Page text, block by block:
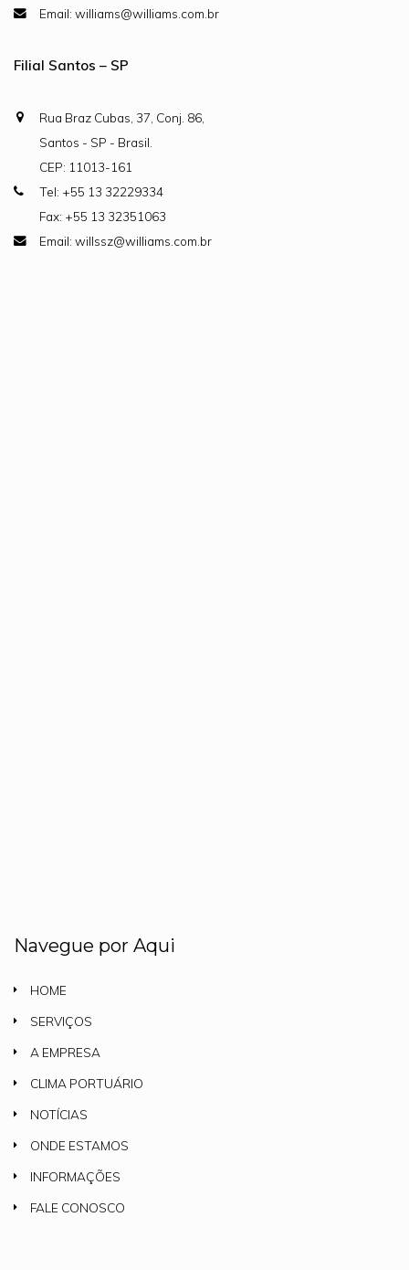
Email: williams@williams.com.br
Filial Santos – SP
Rua Braz Cubas, 37, Conj. 86,
Santos - SP - Brasil.
CEP: 11013-161
Tel: +55 13 32229334
Fax: +55 13 32351063
Email: willssz@williams.com.br
Navegue por Aqui
HOME
SERVIÇOS
A EMPRESA
CLIMA PORTUÁRIO
NOTÍCIAS
ONDE ESTAMOS
INFORMAÇÕES
FALE CONOSCO